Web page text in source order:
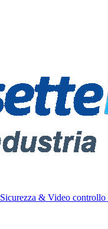
Sicurezza & Video controllo